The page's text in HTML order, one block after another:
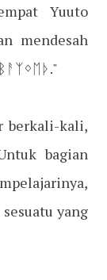
Yuuto
mendesah
berkali-kali,
bagian
yang